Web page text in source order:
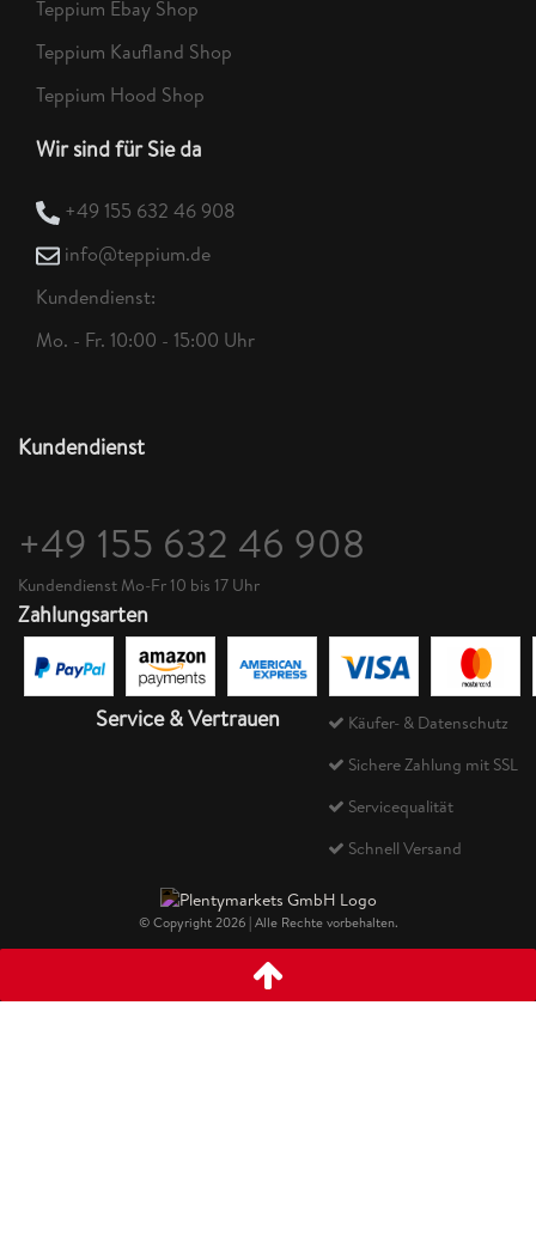
Teppium Ebay Shop
Teppium Kaufland Shop
Teppium Hood Shop
Wir sind für Sie da
+49 155 632 46 908
info@teppium.de
Kundendienst:
Mo. - Fr. 10:00 - 15:00 Uhr
Kundendienst
+49 155 632 46 908
Kundendienst Mo-Fr 10 bis 17 Uhr
Zahlungsarten
Service & Vertrauen
Käufer- & Datenschutz
Sichere Zahlung mit SSL
Servicequalität
Schnell Versand
© Copyright 2026 | Alle Rechte vorbehalten.